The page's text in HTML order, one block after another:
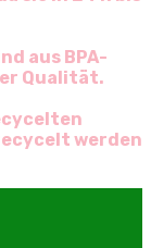
aus BPA-
Qualität.
werden